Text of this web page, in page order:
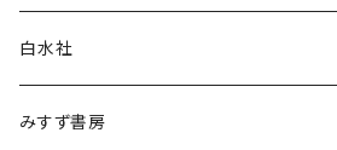
言語・ことば
白水社
みすず書房